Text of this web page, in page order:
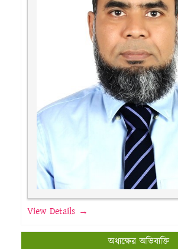
View Details →
অধ্যক্ষের অভিব্যক্তি